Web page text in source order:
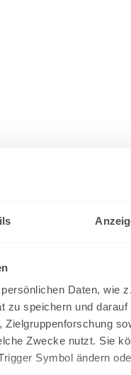
Daten, wie
speichern und
Zwecke nutzt. Sie
Symbol ändern